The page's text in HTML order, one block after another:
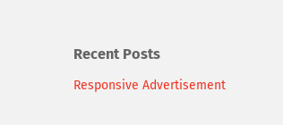
Recent Posts
Responsive Advertisement